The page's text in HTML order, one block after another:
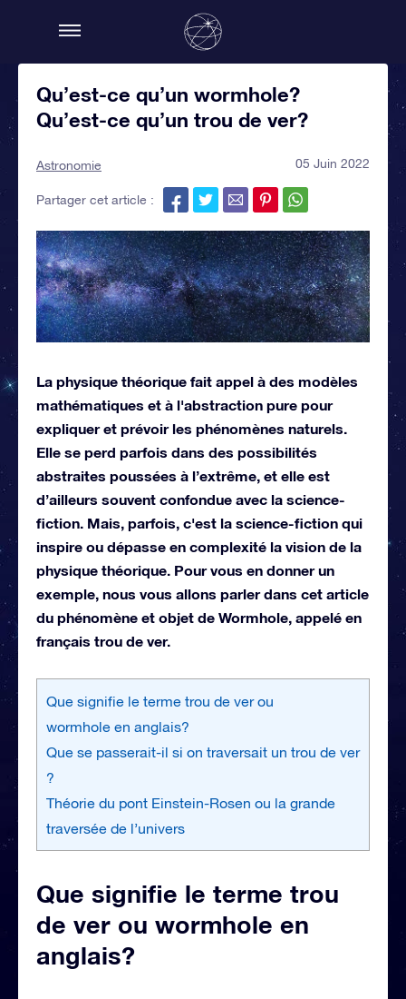
Qu’est-ce qu’un wormhole?
Qu’est-ce qu’un trou de ver?
Astronomie 05 Juin 2022
Partager cet article :
La physique théorique fait appel à des modèles
mathématiques et à l'abstraction pure pour
expliquer et prévoir les phénomènes naturels.
Elle se perd parfois dans des possibilités
abstraites poussées à l’extrême, et elle est
d’ailleurs souvent confondue avec la science-
fiction. Mais, parfois, c'est la science-fiction qui
inspire ou dépasse en complexité la vision de la
physique théorique. Pour vous en donner un
exemple, nous vous allons parler dans cet article
du phénomène et objet de Wormhole, appelé en
français trou de ver.
Que signifie le terme trou de ver ou
wormhole en anglais?
Que se passerait-il si on traversait un trou de ver
?
Théorie du pont Einstein-Rosen ou la grande
traversée de l’univers
Que signifie le terme trou
de ver ou wormhole en
anglais?